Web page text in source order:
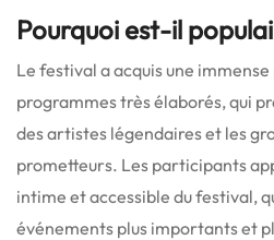
Pourquoi est-il
Le festival a acquis une
programmes très élaborés, qui
des artistes légendaires et les
prometteurs. Les participants
intime et accessible du festival,
événements plus importants et